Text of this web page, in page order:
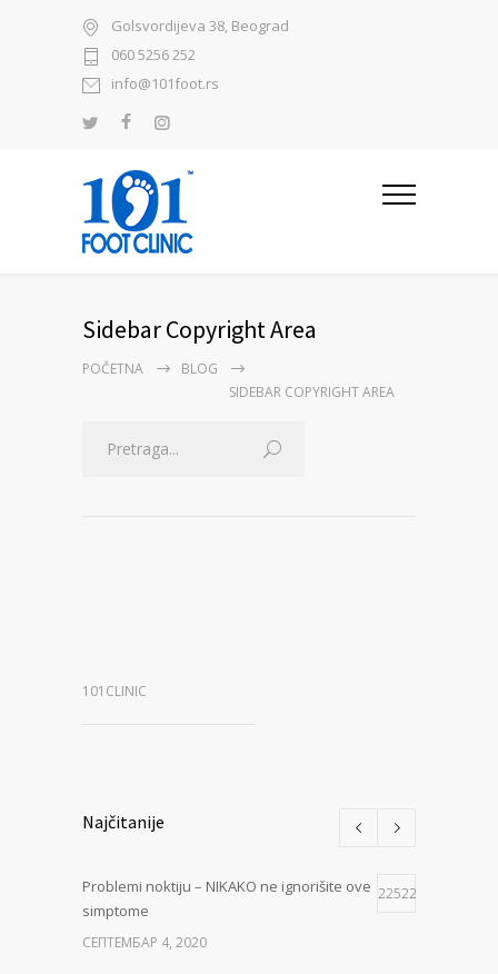
Golsvordijeva 38, Beograd
060 5256 252
info@101foot.rs
Sidebar Copyright Area
POČETNA
BLOG
SIDEBAR COPYRIGHT AREA
101CLINIC
Najčitanije
Problemi noktiju – NIKAKO ne ignorišite ove
simptome
22522
СЕПТЕМБАР 4, 2020